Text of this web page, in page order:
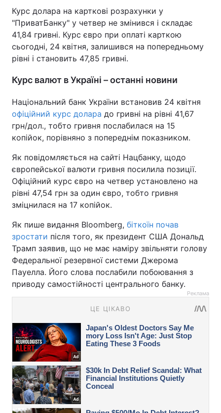
Курс долара на карткові розрахунки у
"ПриватБанку" у четвер не змінився і складає
41,84 гривні. Курс євро при оплаті карткою
сьогодні, 24 квітня, залишився на попередньому
рівні і становить 47,85 гривні.
Курс валют в Україні – останні новини
Національний банк України встановив 24 квітня
офіційний курс долара до гривні на рівні 41,67
грн/дол., тобто гривня послабилася на 15
копійок, порівняно з попереднім показником.
Як повідомляється на сайті Нацбанку, щодо
європейської валюти гривня посилила позиції.
Офіційний курс євро на четвер установлено на
рівні 47,54 грн за один євро, тобто гривня
зміцнилася на 17 копійок.
Як пише видання Bloomberg, біткоїн почав
зростати після того, як президент США Дональд
Трамп заявив, що не має наміру звільняти голову
Федеральної резервної системи Джерома
Пауелла. Його слова послабили побоювання з
приводу самостійності центрального банку.
Реклама